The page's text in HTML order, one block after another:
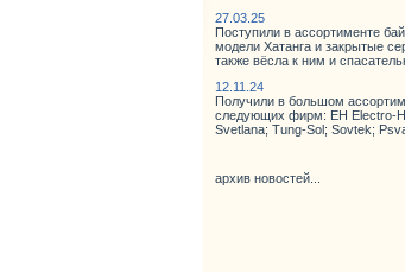
27.03.25
Поступили в ассортименте
модели Хатанга и закрытые
также вёсла к ним и
12.11.24
Получили в большом
следующих фирм: EH Electro-
Svetlana; Tung-Sol; Sovtek;
архив новостей...